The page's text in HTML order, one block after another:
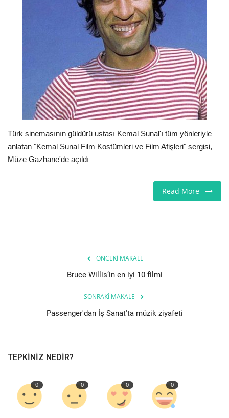
Videolar
Firma Rehberi
Pazaryeri
İletişim
Dilim
English Turkish
Türk sinemasının güldürü ustası Kemal Sunal'ı tüm yönleriyle
anlatan "Kemal Sunal Film Kostümleri ve Film Afişleri" sergisi,
Müze Gazhane'de açıldı
Read More
ÖNCEKI MAKALE
Bruce Willis’in en iyi 10 filmi
SONRAKI MAKALE
Passenger'dan İş Sanat'ta müzik ziyafeti
TEPKINIZ NEDIR?
0 0 0 0